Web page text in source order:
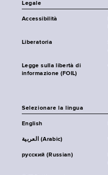
Legale
Accessibilità
Liberatoria
Legge sulla libertà di
informazione (FOIL)
Selezionare la lingua
English
العربية (Arabic)
русский (Russian)